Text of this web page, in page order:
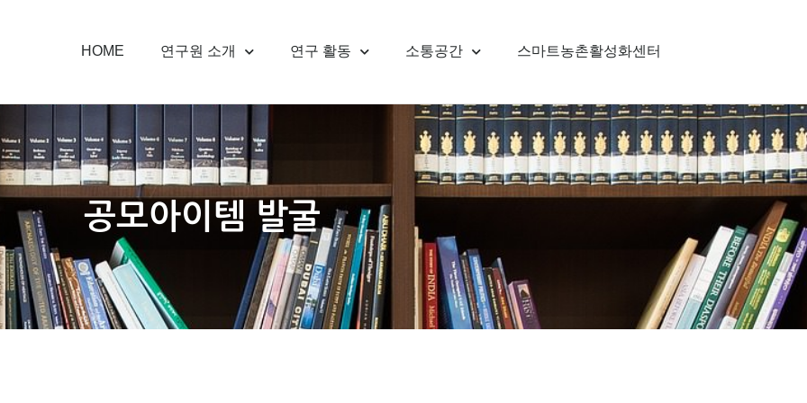
HOME 연구원 소개 연구 활동 소통공간 스마트농촌활성화센터
공모아이템 발굴